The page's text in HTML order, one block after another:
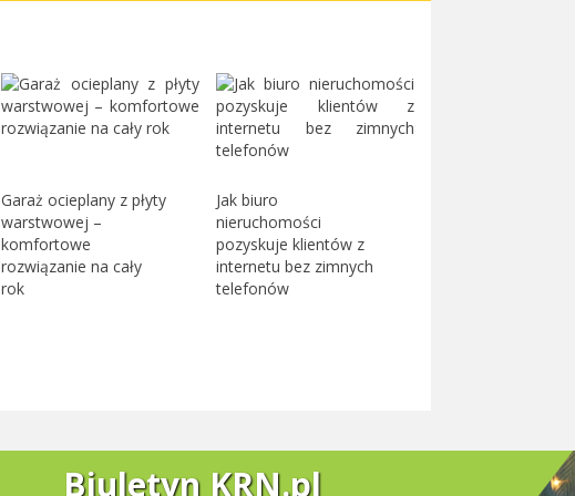
Garaż ocieplany z płyty
warstwowej –
komfortowe
rozwiązanie na cały
rok
Jak biuro
nieruchomości
pozyskuje klientów z
internetu bez zimnych
telefonów
Biuletyn KRN.pl